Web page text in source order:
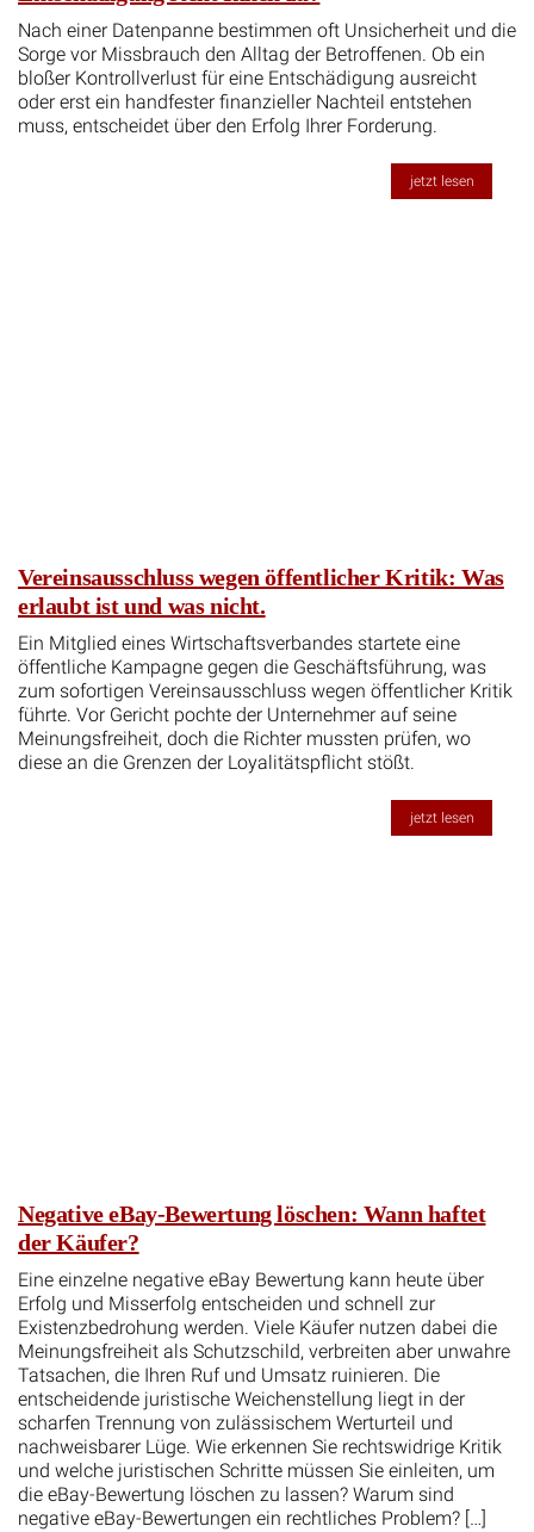
Nach einer Datenpanne bestimmen oft Unsicherheit und die
Sorge vor Missbrauch den Alltag der Betroffenen. Ob ein
bloßer Kontrollverlust für eine Entschädigung ausreicht
oder erst ein handfester finanzieller Nachteil entstehen
muss, entscheidet über den Erfolg Ihrer Forderung.
jetzt lesen
Vereinsausschluss wegen öffentlicher Kritik: Was
erlaubt ist und was nicht.
Ein Mitglied eines Wirtschaftsverbandes startete eine
öffentliche Kampagne gegen die Geschäftsführung, was
zum sofortigen Vereinsausschluss wegen öffentlicher Kritik
führte. Vor Gericht pochte der Unternehmer auf seine
Meinungsfreiheit, doch die Richter mussten prüfen, wo
diese an die Grenzen der Loyalitätspflicht stößt.
jetzt lesen
Negative eBay-Bewertung löschen: Wann haftet
der Käufer?
Eine einzelne negative eBay Bewertung kann heute über
Erfolg und Misserfolg entscheiden und schnell zur
Existenzbedrohung werden. Viele Käufer nutzen dabei die
Meinungsfreiheit als Schutzschild, verbreiten aber unwahre
Tatsachen, die Ihren Ruf und Umsatz ruinieren. Die
entscheidende juristische Weichenstellung liegt in der
scharfen Trennung von zulässischem Werturteil und
nachweisbarer Lüge. Wie erkennen Sie rechtswidrige Kritik
und welche juristischen Schritte müssen Sie einleiten, um
die eBay-Bewertung löschen zu lassen? Warum sind
negative eBay-Bewertungen ein rechtliches Problem? […]